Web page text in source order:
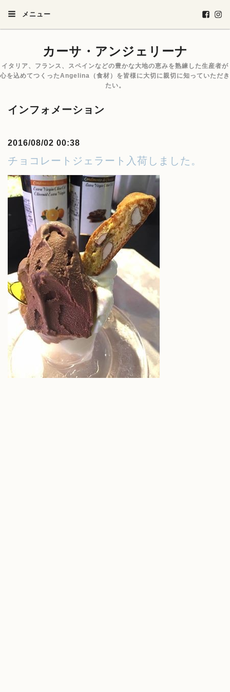
メニュー
カーサ・アンジェリーナ
イタリア、フランス、スペインなどの豊かな大地の恵みを熟練した生産者が
心を込めてつくったAngelina（食材）を皆様に大切に親切に知っていただき
たい。
インフォメーション
2016/08/02 00:38
チョコレートジェラート入荷しました。